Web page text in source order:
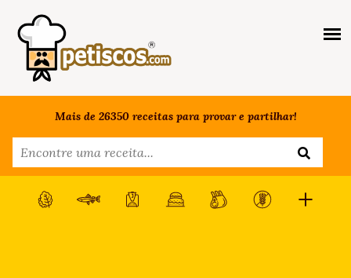
Mais de 26350 receitas para provar e partilhar!